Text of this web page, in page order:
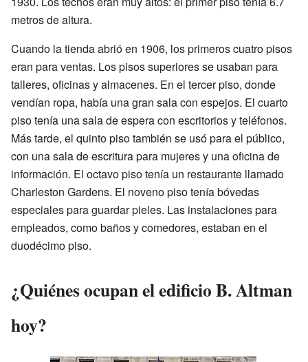
metros de altura.
Cuando la tienda abrió en 1906, los primeros cuatro pisos
eran para ventas. Los pisos superiores se usaban para
talleres, oficinas y almacenes. En el tercer piso, donde
vendían ropa, había una gran sala con espejos. El cuarto
piso tenía una sala de espera con escritorios y teléfonos.
Más tarde, el quinto piso también se usó para el público,
con una sala de escritura para mujeres y una oficina de
información. El octavo piso tenía un restaurante llamado
Charleston Gardens. El noveno piso tenía bóvedas
especiales para guardar pieles. Las instalaciones para
empleados, como baños y comedores, estaban en el
duodécimo piso.
¿Quiénes ocupan el edificio B. Altman
hoy?